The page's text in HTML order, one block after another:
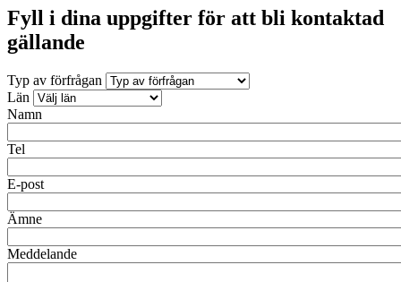
Fyll i dina uppgifter för att bli kontaktad
gällande
Typ av förfrågan
Län
Namn
Tel
E-post
Ämne
Meddelande